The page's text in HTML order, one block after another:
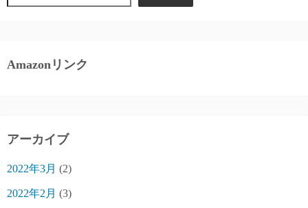
Amazonリンク
アーカイブ
2022年3月 (2)
2022年2月 (3)